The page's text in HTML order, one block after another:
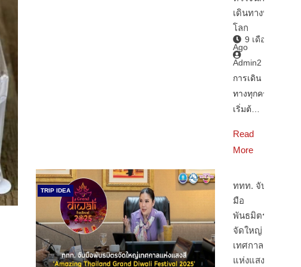
เดินทางทั่ว
โลก
9 เดือน
Ago
Admin2
การเดิน
ทางทุกครั้ง
เริ่มต้…
Read
More
TRIP IDEA
ททท. จับ
มือ
พันธมิตร
จัดใหญ่
เทศกาล
แห่งแสงสี